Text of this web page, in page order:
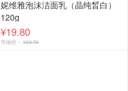
妮维雅泡沫洁面乳（晶纯晳白）
120g
¥19.80
市场价： ¥23.76